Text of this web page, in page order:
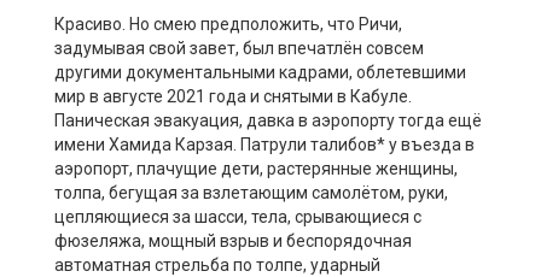
Красиво. Но смею предположить, что Ричи,
задумывая свой завет, был впечатлён совсем
другими документальными кадрами, облетевшими
мир в августе 2021 года и снятыми в Кабуле.
Паническая эвакуация, давка в аэропорту тогда ещё
имени Хамида Карзая. Патрули талибов* у въезда в
аэропорт, плачущие дети, растерянные женщины,
толпа, бегущая за взлетающим самолётом, руки,
цепляющиеся за шасси, тела, срывающиеся с
фюзеляжа, мощный взрыв и беспорядочная
автоматная стрельба по толпе, ударный